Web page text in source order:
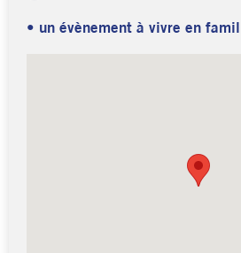
• un évènement à vivre en